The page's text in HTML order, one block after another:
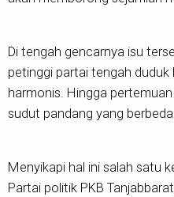
Di tengah gencarnya isu
petinggi partai tengah
harmonis. Hingga
sudut pandang yang
Menyikapi hal ini salah satu
Partai politik PKB